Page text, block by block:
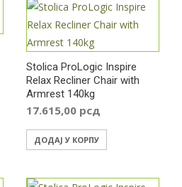
Stolica ProLogic Inspire
Relax Recliner Chair with
Armrest 140kg
17.615,00 рсд
ДОДАЈ У КОРПУ